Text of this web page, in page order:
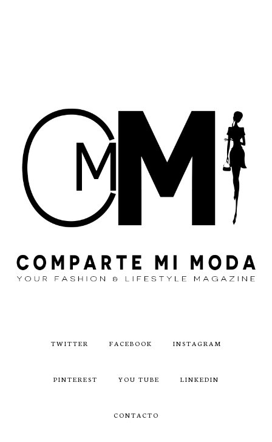
TWITTER FACEBOOK INSTAGRAM
PINTEREST YOU TUBE LINKEDIN
CONTACTO